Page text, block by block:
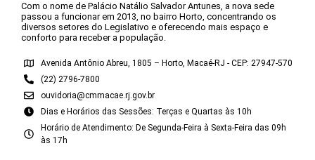
Com o nome de Palácio Natálio Salvador Antunes, a nova sede
passou a funcionar em 2013, no bairro Horto, concentrando os
diversos setores do Legislativo e oferecendo mais espaço e
conforto para receber a população.
Avenida Antônio Abreu, 1805 – Horto, Macaé-RJ - CEP: 27947-570
(22) 2796-7800
ouvidoria@cmmacae.rj.gov.br
Dias e Horários das Sessões: Terças e Quartas às 10h
Horário de Atendimento: De Segunda-Feira à Sexta-Feira das 09h
às 17h